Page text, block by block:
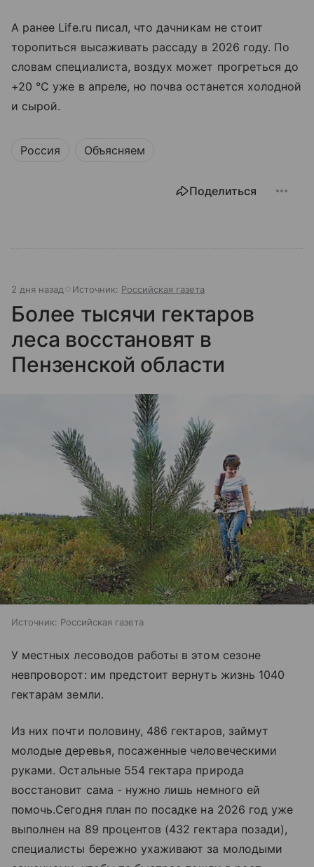
А ранее Life.ru писал, что дачникам не стоит
торопиться высаживать рассаду в 2026 году. По
словам специалиста, воздух может прогреться до
+20 °С уже в апреле, но почва останется холодной
и сырой.
Россия Объясняем
Поделиться
2 дня назад Источник: Российская газета
Более тысячи гектаров
леса восстановят в
Пензенской области
Источник: Российская газета
У местных лесоводов работы в этом сезоне
невпроворот: им предстоит вернуть жизнь 1040
гектарам земли.
Из них почти половину, 486 гектаров, займут
молодые деревья, посаженные человеческими
руками. Остальные 554 гектара природа
восстановит сама - нужно лишь немного ей
помочь.Сегодня план по посадке на 2026 год уже
выполнен на 89 процентов (432 гектара позади),
специалисты бережно ухаживают за молодыми